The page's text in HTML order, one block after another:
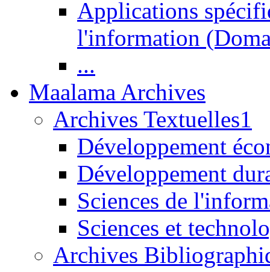
Applications
l'information
...
Maalama Archives
Archives Textuelles1
Développement
Développement
Sciences de
Sciences et
Archives